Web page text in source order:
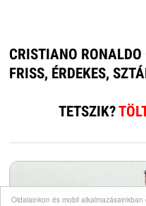
Oldalainkon és mobil
CRISTIANO
FRISS, ÉRDEKES,
TETSZIK?